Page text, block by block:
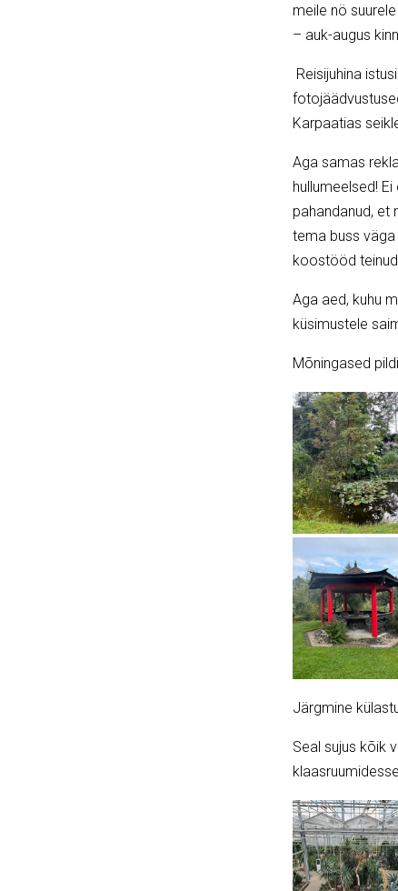
meile nö
– auk-augus
Reisijuhina
Karpaatias
Aga samas
hullumeelsed!
pahandanud, et
tema buss väga
koostööd
Aga aed, kuhu
küsimustele
Mõningased
Järgmine
Seal sujus kõik